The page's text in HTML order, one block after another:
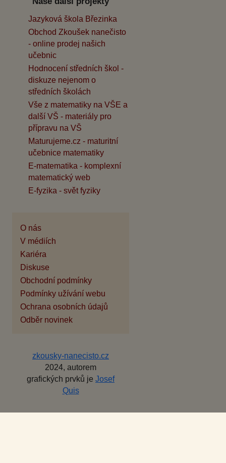
Jazyková škola Březinka
Obchod Zkoušek nanečisto
- online prodej našich
učebnic
Hodnocení středních škol -
diskuze nejenom o
středních školách
Vše z matematiky na VŠE a
další VŠ - materiály pro
přípravu na VŠ
Maturujeme.cz - maturitní
učebnice matematiky
E-matematika - komplexní
matematický web
E-fyzika - svět fyziky
O nás
V médiích
Kariéra
Diskuse
Obchodní podmínky
Podmínky užívání webu
Ochrana osobních údajů
Odběr novinek
zkousky-nanecisto.cz
2024, autorem
grafických prvků je Josef
Quis